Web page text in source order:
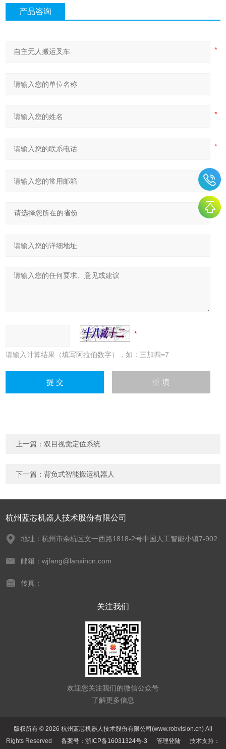
产品咨询
请输入计算结果（填写阿拉伯数字），如：三加四=7
上一篇：双目视觉定位系统
下一篇：背负式智能搬运机器人
杭州蓝芯机器人技术股份有限公司
地址：杭州市余杭区文一西路1818-2号中国人工智能小镇7-902
邮箱：wjfang@lanxincn.com
传真：
关注我们
欢迎您关注我们的微信公众号
了解更多信息
版权所有 © 2026 杭州蓝芯机器人技术股份有限公司(www.robvision.cn) All
Rights Reserved 备案号：浙ICP备16031324号-3 管理登陆 技术支持：